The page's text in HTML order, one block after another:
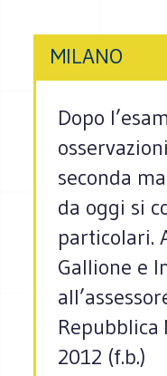
MILANO
Dopo
seconda
da oggi si
particolari.
Gallione e
2012 (f.b.)